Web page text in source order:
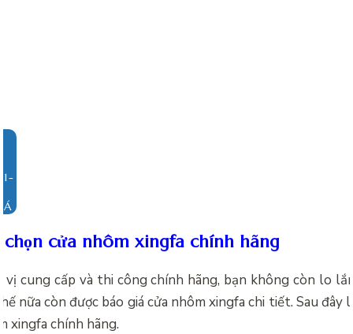
cửa nhôm xingfa chính hãng
vị cung cấp và thi công chính hãng, bạn không còn lo
nữa còn được báo giá cửa nhôm xingfa chi tiết. Sau đây
xingfa chính hãng.